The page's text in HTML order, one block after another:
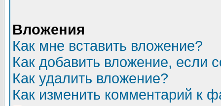
Вложения
Как мне вставить вложение?
Как добавить вложение, если
Как удалить вложение?
Как изменить комментарий к